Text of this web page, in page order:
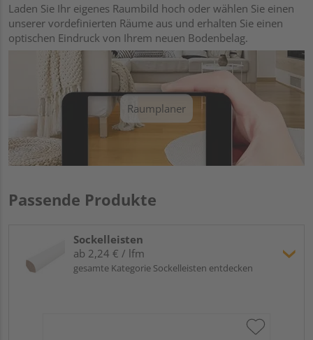
Laden Sie Ihr eigenes Raumbild hoch oder wählen Sie einen
unserer vordefinierten Räume aus und erhalten Sie einen
optischen Eindruck von Ihrem neuen Bodenbelag.
Raumplaner
Passende Produkte
Sockelleisten
ab 2,24 € / lfm
gesamte Kategorie Sockelleisten entdecken